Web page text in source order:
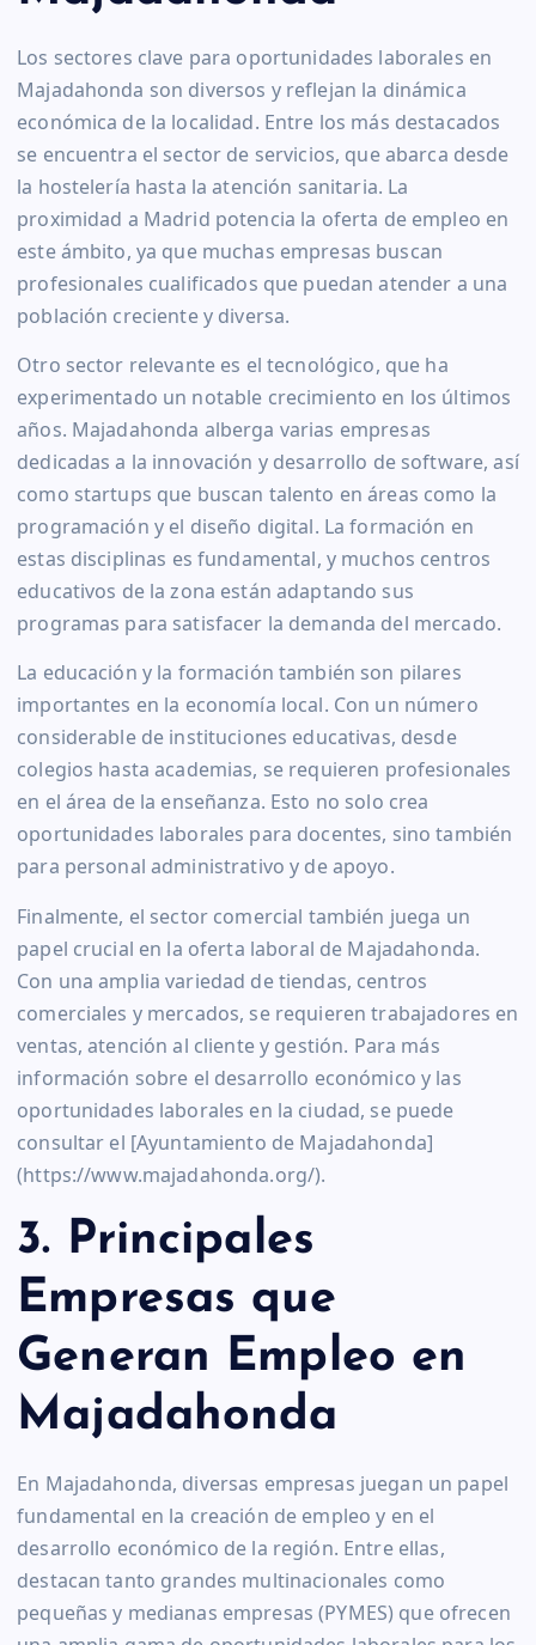
Los sectores clave para oportunidades laborales en
Majadahonda son diversos y reflejan la dinámica
económica de la localidad. Entre los más destacados
se encuentra el sector de servicios, que abarca desde
la hostelería hasta la atención sanitaria. La
proximidad a Madrid potencia la oferta de empleo en
este ámbito, ya que muchas empresas buscan
profesionales cualificados que puedan atender a una
población creciente y diversa.
Otro sector relevante es el tecnológico, que ha
experimentado un notable crecimiento en los últimos
años. Majadahonda alberga varias empresas
dedicadas a la innovación y desarrollo de software, así
como startups que buscan talento en áreas como la
programación y el diseño digital. La formación en
estas disciplinas es fundamental, y muchos centros
educativos de la zona están adaptando sus
programas para satisfacer la demanda del mercado.
La educación y la formación también son pilares
importantes en la economía local. Con un número
considerable de instituciones educativas, desde
colegios hasta academias, se requieren profesionales
en el área de la enseñanza. Esto no solo crea
oportunidades laborales para docentes, sino también
para personal administrativo y de apoyo.
Finalmente, el sector comercial también juega un
papel crucial en la oferta laboral de Majadahonda.
Con una amplia variedad de tiendas, centros
comerciales y mercados, se requieren trabajadores en
ventas, atención al cliente y gestión. Para más
información sobre el desarrollo económico y las
oportunidades laborales en la ciudad, se puede
consultar el [Ayuntamiento de Majadahonda]
(https://www.majadahonda.org/).
3. Principales
Empresas que
Generan Empleo en
Majadahonda
En Majadahonda, diversas empresas juegan un papel
fundamental en la creación de empleo y en el
desarrollo económico de la región. Entre ellas,
destacan tanto grandes multinacionales como
pequeñas y medianas empresas (PYMES) que ofrecen